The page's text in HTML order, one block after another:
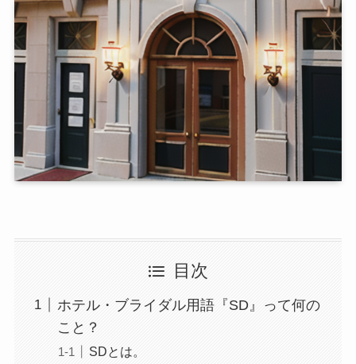
目次
ホテル・ブライダル用語『SD』って何の
こと？
SDとは。